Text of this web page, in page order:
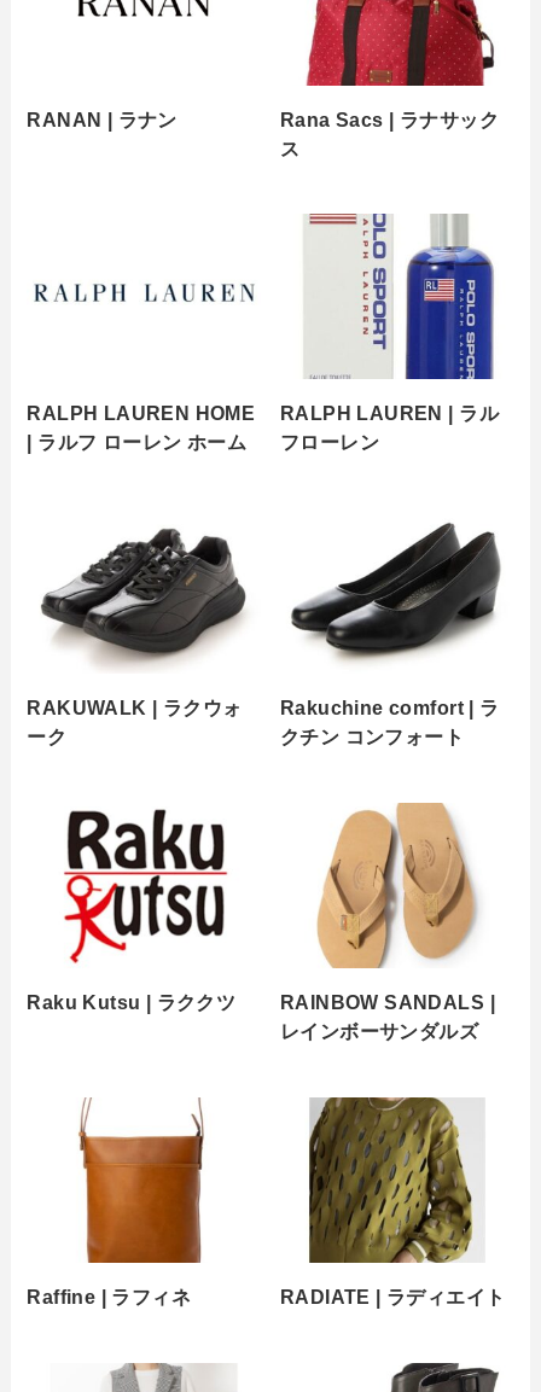
RANAN | ラナン
Rana Sacs | ラナサック
ス
RALPH LAUREN HOME
| ラルフ ローレン ホーム
RALPH LAUREN | ラル
フローレン
RAKUWALK | ラクウォ
ーク
Rakuchine comfort | ラ
クチン コンフォート
Raku Kutsu | ラククツ
RAINBOW SANDALS |
レインボーサンダルズ
Raffine | ラフィネ RADIATE | ラディエイト